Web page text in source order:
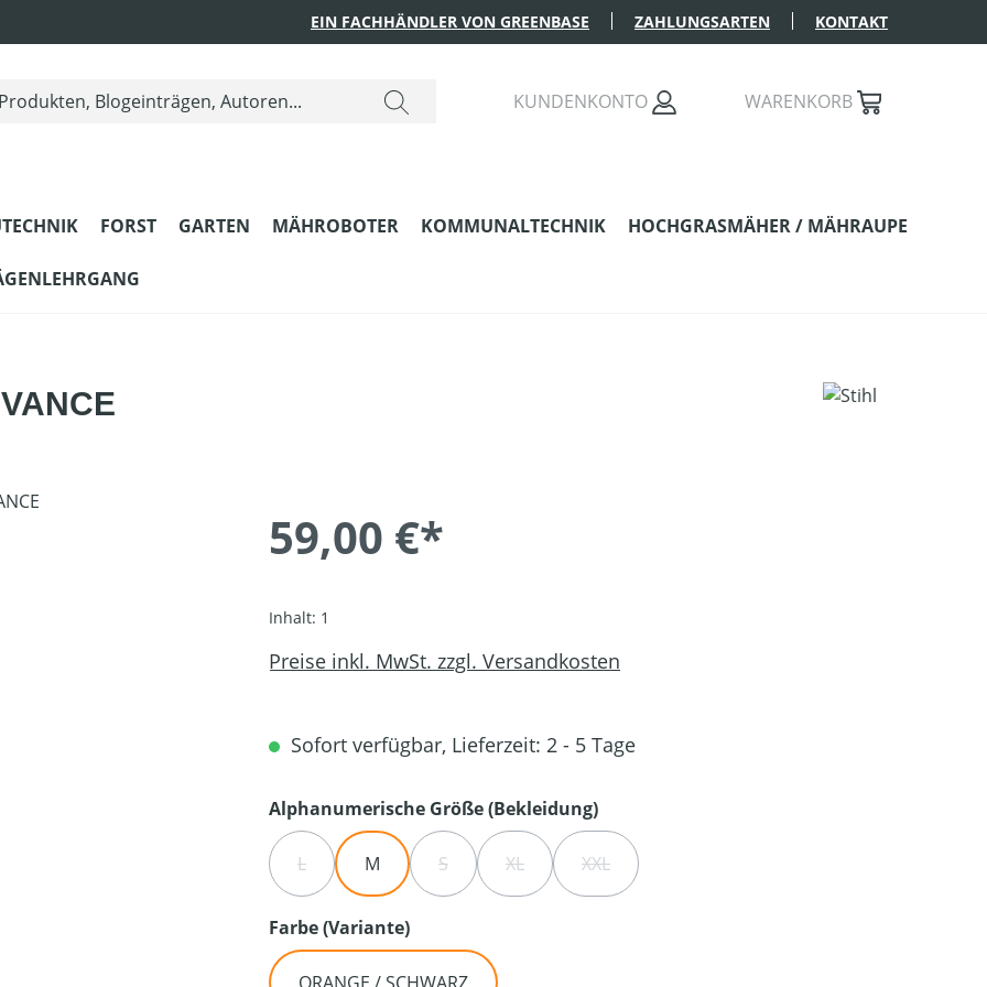
EIN FACHHÄNDLER VON GREENBASE ZAHLUNGSARTEN KONTAKT
KUNDENKONTO WARENKORB
FORST GARTEN MÄHROBOTER KOMMUNALTECHNIK HOCHGRASMÄHER / MÄHRAUPE
59,00 €*
Inhalt: 1
Preise inkl. MwSt. zzgl. Versandkosten
Sofort verfügbar, Lieferzeit: 2 - 5 Tage
Alphanumerische Größe (Bekleidung)auswählen
L(DIESE OPTION IST ZURZEIT NICHT VERFÜGBAR.)
M S(DIESE OPTION IST ZURZEIT NICHT VERFÜGBAR.)
XL(DIESE OPTION IST ZURZEIT NICHT VERFÜGBAR.)
XXL(DIESE OPTION IST ZURZEIT NICHT VERFÜGBAR.)
Farbe (Variante)auswählen